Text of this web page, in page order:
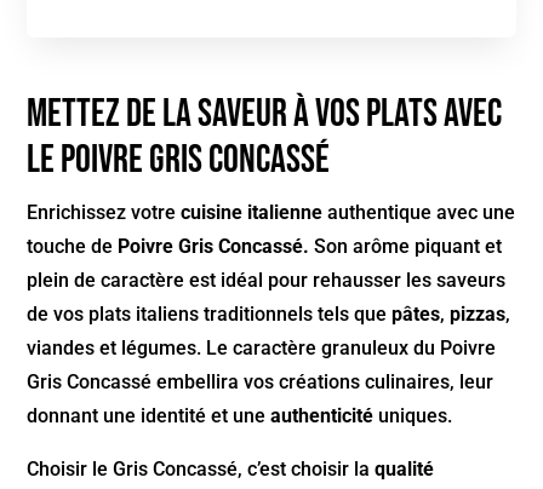
Mettez de la saveur à vos plats avec
le Poivre Gris Concassé
Enrichissez votrecuisine italienne authentique avec une
touche de Poivre Gris Concassé. Son arôme piquant et
plein de caractère est idéal pour rehausser les saveurs
de vos plats italiens traditionnels tels quepâtes,pizzas,
viandes et légumes. Le caractère granuleux du Poivre
Gris Concassé embellira vos créations culinaires, leur
donnant une identité et uneauthenticité uniques.
Choisir le Gris Concassé, c’est choisir laqualité